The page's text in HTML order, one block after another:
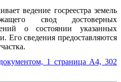
ведение госреестра земель
свод достоверных
о состоянии указанных
Его сведения предоставляются
1 страница А4, 302